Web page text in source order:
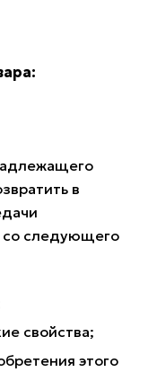
в
со следующего
свойства;
этого